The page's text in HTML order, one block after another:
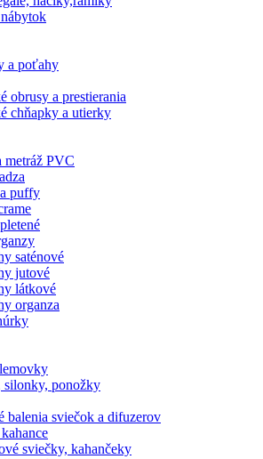
a poťahy
obrusy a prestierania
chňapky a utierky
metráž PVC
puffy
saténové
jutové
látkové
organza
silonky, ponožky
balenia sviečok a difuzerov
sviečky, kahančeky